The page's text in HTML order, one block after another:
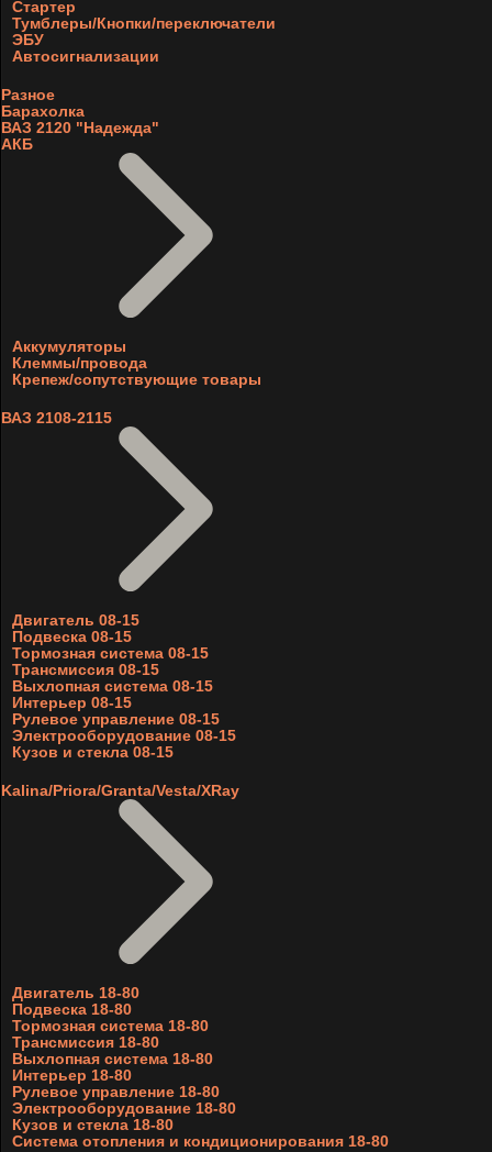
Стартер
Тумблеры/Кнопки/переключатели
ЭБУ
Автосигнализации
Разное
Барахолка
ВАЗ 2120 "Надежда"
АКБ
Аккумуляторы
Клеммы/провода
Крепеж/сопутствующие товары
ВАЗ 2108-2115
Двигатель 08-15
Подвеска 08-15
Тормозная система 08-15
Трансмиссия 08-15
Выхлопная система 08-15
Интерьер 08-15
Рулевое управление 08-15
Электрооборудование 08-15
Кузов и стекла 08-15
Kalina/Priora/Granta/Vesta/XRay
Двигатель 18-80
Подвеска 18-80
Тормозная система 18-80
Трансмиссия 18-80
Выхлопная система 18-80
Интерьер 18-80
Рулевое управление 18-80
Электрооборудование 18-80
Кузов и стекла 18-80
Система отопления и кондиционирования 18-80